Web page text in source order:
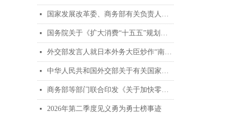
넷 国家发展改革委、商务部有关负责人就《扩大消费“十五五”规划》答记者问
넷 国务院关于《扩大消费“十五五”规划》的批复
넷 外交部发言人就日本外务大臣炒作“南海仲裁案裁决”出台十年 发表谈话
넷 中华人民共和国外交部关于有关国家炒作“南海仲裁案裁决”出台十年的声明
넷 商务部等部门联合印发《关于加快零售业创新发展的意见》
넷 2026年第二季度见义勇为勇士榜事迹